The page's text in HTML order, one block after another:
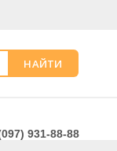
НАЙТИ
931-88-88